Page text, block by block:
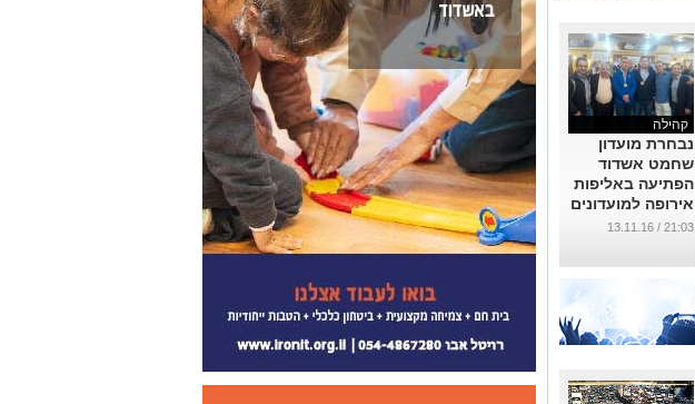
קהילה
נבחרת מועדון
שחמט אשדוד
הפתיעה באליפות
אירופה למועדונים
...
21:03 / 13.11.16